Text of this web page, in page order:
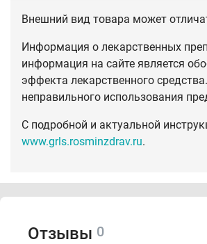
Внешний вид товара может
Информация о лекарственных
информация на сайте является
эффекта лекарственного
неправильного использования
С подробной и актуальной
www.grls.rosminzdrav.ru.
Отзывы 0